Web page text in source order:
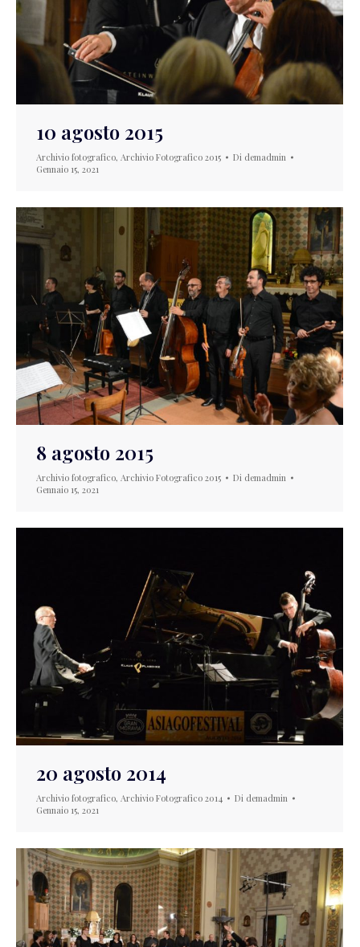
10 agosto 2015
Archivio fotografico, Archivio Fotografico 2015 Di demadmin
Gennaio 15, 2021
8 agosto 2015
Archivio fotografico, Archivio Fotografico 2015 Di demadmin
Gennaio 15, 2021
20 agosto 2014
Archivio fotografico, Archivio Fotografico 2014 Di demadmin
Gennaio 15, 2021